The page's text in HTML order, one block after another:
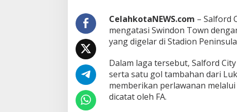
n
n
g
-
2
t
a
CelahkotaNEWS.com – Salford
mengatasi Swindon Town
yang digelar di Stadion
Dalam laga tersebut, Salford
serta satu gol tambahan dari
memberikan perlawanan
dicatat oleh FA.